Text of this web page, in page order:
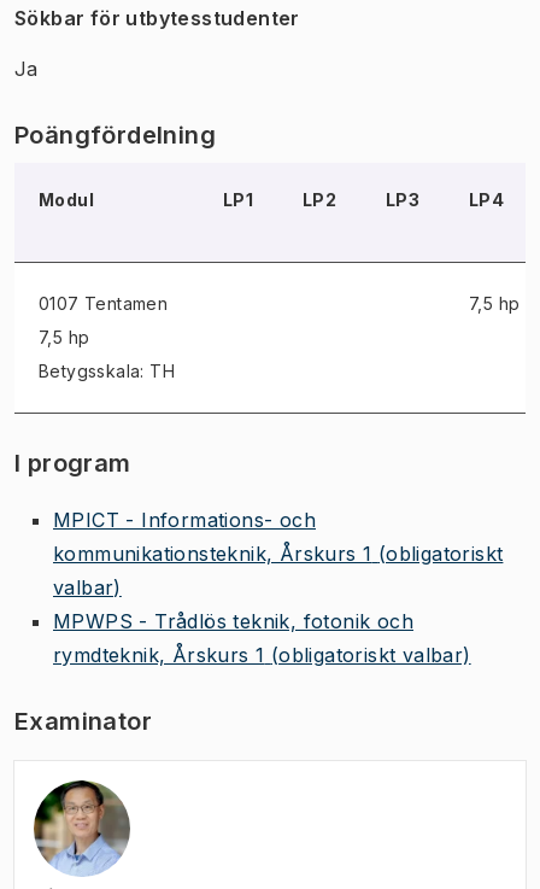
Sökbar för utbytesstudenter
Ja
Poängfördelning
Modul LP1 LP2 LP3 LP4
0107 Tentamen
7,5 hp
Betygsskala: TH
7,5 hp
I program
MPICT - Informations- och
kommunikationsteknik, Årskurs 1 (obligatoriskt
valbar)
MPWPS - Trådlös teknik, fotonik och
rymdteknik, Årskurs 1 (obligatoriskt valbar)
Examinator